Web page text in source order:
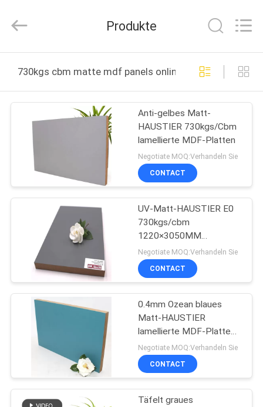
PRODUKTE
ÜBER
FABRIK-
AUSFLUG
TRETEN
MIT
VERBINDUNG
NACHRICHTEN
Decorating
material
Rights
Produkte
730kgs cbm matte mdf panels online manufacture
Anti-gelbes Matt-
HAUSTIER 730kgs/Cbm
lamellierte MDF-Platten
Negotiate MOQ:Verhandeln Sie
CONTACT
UV-Matt-HAUSTIER E0
730kgs/cbm
1220×3050MM
lamellierte MDF-Platten
Negotiate MOQ:Verhandeln Sie
CONTACT
0.4mm Ozean blaues
Matt-HAUSTIER
lamellierte MDF-Platten
730kgs/Cbm
Negotiate MOQ:Verhandeln Sie
CONTACT
Täfelt graues